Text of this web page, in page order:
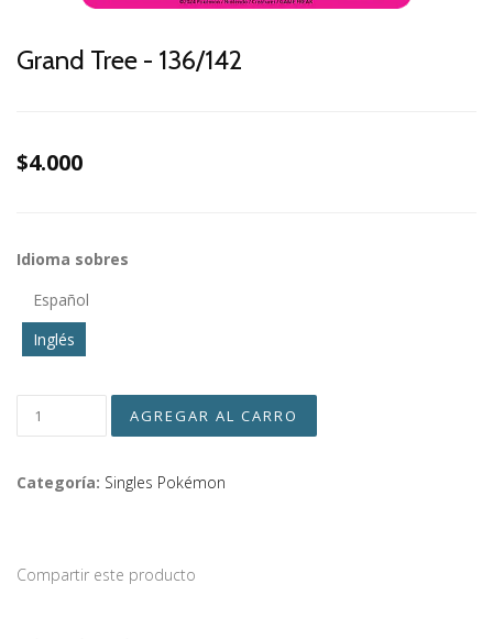
Grand Tree - 136/142
$4.000
Idioma sobres
Español
Inglés
Categoría: Singles Pokémon
Compartir este producto